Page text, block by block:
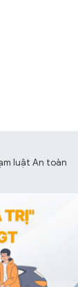
luật An toàn